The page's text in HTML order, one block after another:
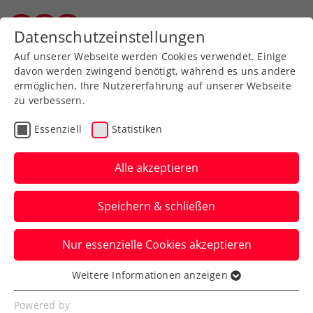
Zurück zur Newsübersicht
Turniere
Generali Open Kitzbühel:
Bitteres Karriereende für
Oswald
Der Routinier unterliegt mit ÖTV-
Youngster Joel Schwärzler nach vier
vergebenen Matchbällen.
Verfasst von: Manuel Wachta, 23.07.2024
Datenschutzeinstellungen
Auf unserer Webseite werden Cookies verwendet. Einige
davon werden zwingend benötigt, während es uns andere
ermöglichen, Ihre Nutzererfahrung auf unserer Webseite
zu verbessern.
Essenziell Statistiken
Alle akzeptieren
Speichern & schließen
Nur essenzielle Cookies akzeptieren
Essenziell
Essenzielle Cookies werden für grundlegende
Weitere Informationen anzeigen
Powered by